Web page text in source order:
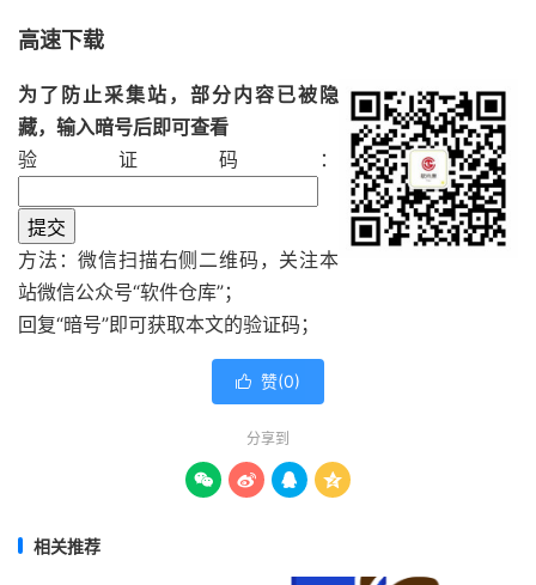
高速下载
为了防止采集站，部分内容已被隐
藏，输入暗号后即可查看
验证码：
方法：微信扫描右侧二维码，关注本
站微信公众号“软件仓库”；
回复“暗号”即可获取本文的验证码；
 赞(0)
分享到
   
相关推荐